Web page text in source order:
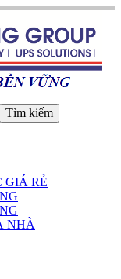
Tìm kiếm
GIÁ RẺ
NHÀ